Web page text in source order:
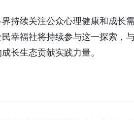
持续关注公众心理健康和成长
幸福社将持续参与这一探索，
长生态贡献实践力量。